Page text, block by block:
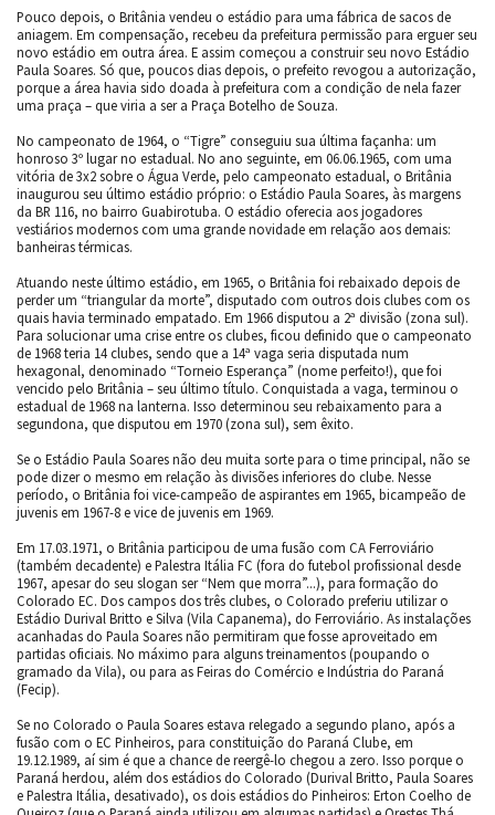
Pouco depois, o Britânia vendeu o estádio para uma fábrica de sacos de
aniagem. Em compensação, recebeu da prefeitura permissão para erguer seu
novo estádio em outra área. E assim começou a construir seu novo Estádio
Paula Soares. Só que, poucos dias depois, o prefeito revogou a autorização,
porque a área havia sido doada à prefeitura com a condição de nela fazer
uma praça – que viria a ser a Praça Botelho de Souza.
No campeonato de 1964, o “Tigre” conseguiu sua última façanha: um
honroso 3º lugar no estadual. No ano seguinte, em 06.06.1965, com uma
vitória de 3x2 sobre o Água Verde, pelo campeonato estadual, o Britânia
inaugurou seu último estádio próprio: o Estádio Paula Soares, às margens
da BR 116, no bairro Guabirotuba. O estádio oferecia aos jogadores
vestiários modernos com uma grande novidade em relação aos demais:
banheiras térmicas.
Atuando neste último estádio, em 1965, o Britânia foi rebaixado depois de
perder um “triangular da morte”, disputado com outros dois clubes com os
quais havia terminado empatado. Em 1966 disputou a 2ª divisão (zona sul).
Para solucionar uma crise entre os clubes, ficou definido que o campeonato
de 1968 teria 14 clubes, sendo que a 14ª vaga seria disputada num
hexagonal, denominado “Torneio Esperança” (nome perfeito!), que foi
vencido pelo Britânia – seu último título. Conquistada a vaga, terminou o
estadual de 1968 na lanterna. Isso determinou seu rebaixamento para a
segundona, que disputou em 1970 (zona sul), sem êxito.
Se o Estádio Paula Soares não deu muita sorte para o time principal, não se
pode dizer o mesmo em relação às divisões inferiores do clube. Nesse
período, o Britânia foi vice-campeão de aspirantes em 1965, bicampeão de
juvenis em 1967-8 e vice de juvenis em 1969.
Em 17.03.1971, o Britânia participou de uma fusão com CA Ferroviário
(também decadente) e Palestra Itália FC (fora do futebol profissional desde
1967, apesar do seu slogan ser “Nem que morra”...), para formação do
Colorado EC. Dos campos dos três clubes, o Colorado preferiu utilizar o
Estádio Durival Britto e Silva (Vila Capanema), do Ferroviário. As instalações
acanhadas do Paula Soares não permitiram que fosse aproveitado em
partidas oficiais. No máximo para alguns treinamentos (poupando o
gramado da Vila), ou para as Feiras do Comércio e Indústria do Paraná
(Fecip).
Se no Colorado o Paula Soares estava relegado a segundo plano, após a
fusão com o EC Pinheiros, para constituição do Paraná Clube, em
19.12.1989, aí sim é que a chance de reergê-lo chegou a zero. Isso porque o
Paraná herdou, além dos estádios do Colorado (Durival Britto, Paula Soares
e Palestra Itália, desativado), os dois estádios do Pinheiros: Erton Coelho de